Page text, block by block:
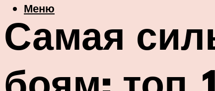
Меню
Самая